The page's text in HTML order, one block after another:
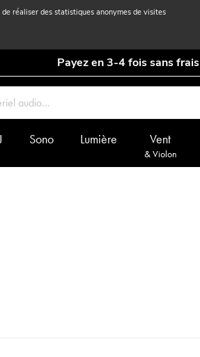
réaliser des statistiques anonymes de visites
Payez en 3-4 fois sans frais
Sono Lumière Vent
& Violon